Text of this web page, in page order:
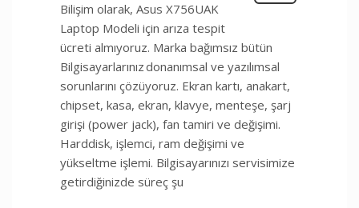
Bilişim olarak, Asus X756UAK
Laptop Modeli için arıza tespit
ücreti almıyoruz. Marka bağımsız bütün
Bilgisayarlarınız donanımsal ve yazılımsal
sorunlarını çözüyoruz. Ekran kartı, anakart,
chipset, kasa, ekran, klavye, menteşe, şarj
girişi (power jack), fan tamiri ve değişimi.
Harddisk, işlemci, ram değişimi ve
yükseltme işlemi. Bilgisayarınızı servisimize
getirdiğinizde süreç şu